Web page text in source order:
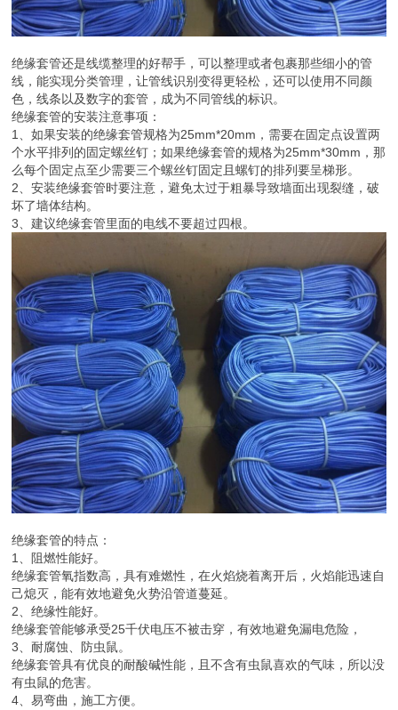
绝缘套管还是线缆整理的好帮手，可以整理或者包裹那些细小的管
线，能实现分类管理，让管线识别变得更轻松，还可以使用不同颜
色，线条以及数字的套管，成为不同管线的标识。
绝缘套管的安装注意事项：
1、如果安装的绝缘套管规格为25mm*20mm，需要在固定点设置两
个水平排列的固定螺丝钉；如果绝缘套管的规格为25mm*30mm，那
么每个固定点至少需要三个螺丝钉固定且螺钉的排列要呈梯形。
2、安装绝缘套管时要注意，避免太过于粗暴导致墙面出现裂缝，破
坏了墙体结构。
3、建议绝缘套管里面的电线不要超过四根。
绝缘套管的特点：
1、阻燃性能好。
绝缘套管氧指数高，具有难燃性，在火焰烧着离开后，火焰能迅速自
己熄灭，能有效地避免火势沿管道蔓延。
2、绝缘性能好。
绝缘套管能够承受25千伏电压不被击穿，有效地避免漏电危险，
3、耐腐蚀、防虫鼠。
绝缘套管具有优良的耐酸碱性能，且不含有虫鼠喜欢的气味，所以没
有虫鼠的危害。
4、易弯曲，施工方便。